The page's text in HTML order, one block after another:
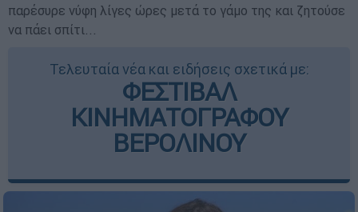
παρέσυρε νύφη λίγες ώρες μετά το γάμο της και ζητούσε
να πάει σπίτι...
Τελευταία νέα και ειδήσεις σχετικά με:
ΦΕΣΤΙΒΑΛ
ΚΙΝΗΜΑΤΟΓΡΑΦΟΥ
ΒΕΡΟΛΙΝΟΥ